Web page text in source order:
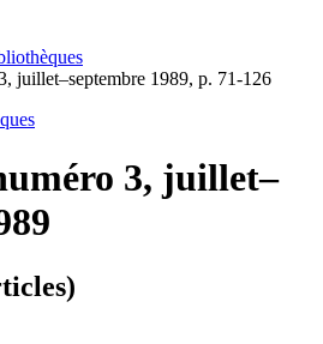
juillet–septembre 1989, p. 71-126
3, juillet–